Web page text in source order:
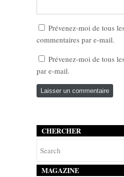
Prévenez-moi de tous
commentaires par e-mail.
Prévenez-moi de tous
par e-mail.
CHERCHER
MAGAZINE